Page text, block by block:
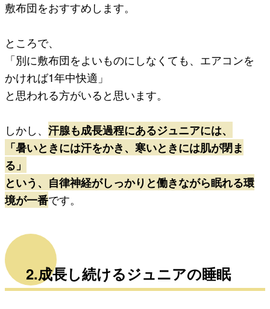
敷布団をおすすめします。
ところで、
「別に敷布団をよいものにしなくても、エアコンを
かければ1年中快適」
と思われる方がいると思います。
しかし、汗腺も成長過程にあるジュニアには、
「暑いときには汗をかき、寒いときには肌が閉ま
る」
という、自律神経がしっかりと働きながら眠れる環
境が一番です。
2.成長し続けるジュニアの睡眠